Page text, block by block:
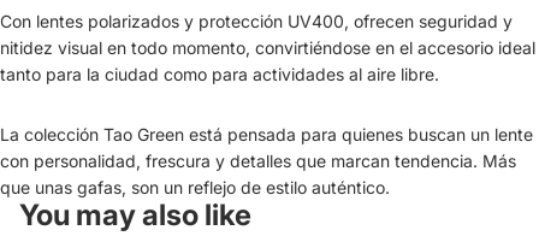
Con lentes polarizados y protección UV400, ofrecen seguridad y
nitidez visual en todo momento, convirtiéndose en el accesorio ideal
tanto para la ciudad como para actividades al aire libre.
La colección Tao Green está pensada para quienes buscan un lente
con personalidad, frescura y detalles que marcan tendencia. Más
que unas gafas, son un reflejo de estilo auténtico.
You may also like